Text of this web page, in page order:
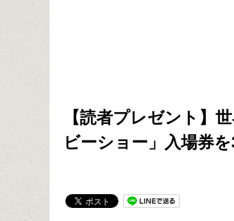
【読者プレゼント】
ビーショー」入場券